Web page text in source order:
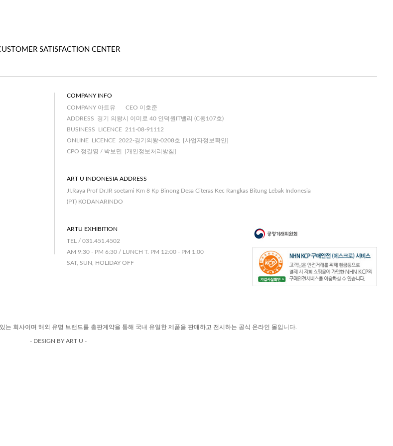
SATISFACTION CENTER
COMPANY INFO
COMPANY 아트유
CEO 이호준
ADDRESS 경기 의왕시 이미로 40 인덕원IT밸리 (C동107호)
BUSINESS LICENCE 211-08-91112
ONLINE LICENCE 2022-경기의왕-0208호
[사업자정보확인]
CPO 정길영 / 박보민
[개인정보처리방침]
ART U INDONESIA ADDRESS
JI.Raya Prof Dr.IR soetami Km 8 Kp Binong Desa Citeras Kec Rangkas Bitung Lebak Indonesia
(PT) KODANARINDO
ARTU EXHIBITION
TEL / 031.451.4502
AM 9:30 - PM 6:30 / LUNCH T. PM 12:00 - PM 1:00
SAT, SUN, HOLIDAY OFF
회사이며 해외 유명 브랜드를 총판계약을 통해 국내 유일한 제품을 판매하고 전시하는 공식 온라인 몰입니다.
- DESIGN BY ART U -